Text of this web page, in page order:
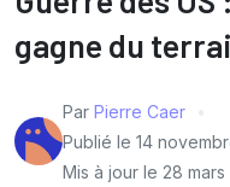
gagne du
Par Pierre Caer
Publié le 14
Mis à jour le 28 mars